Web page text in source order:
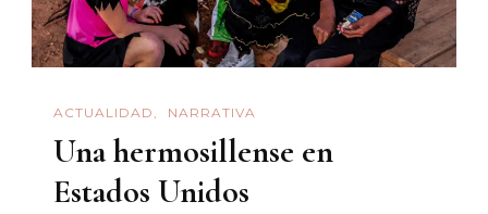
ACTUALIDAD NARRATIVA
Una hermosillense en
Estados Unidos